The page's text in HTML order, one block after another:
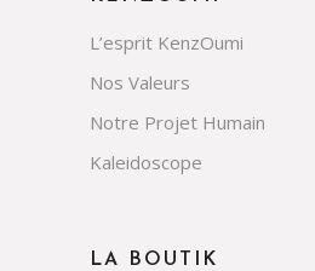
L’esprit KenzOumi
Nos Valeurs
Notre Projet Humain
Kaleidoscope
LA BOUTIK